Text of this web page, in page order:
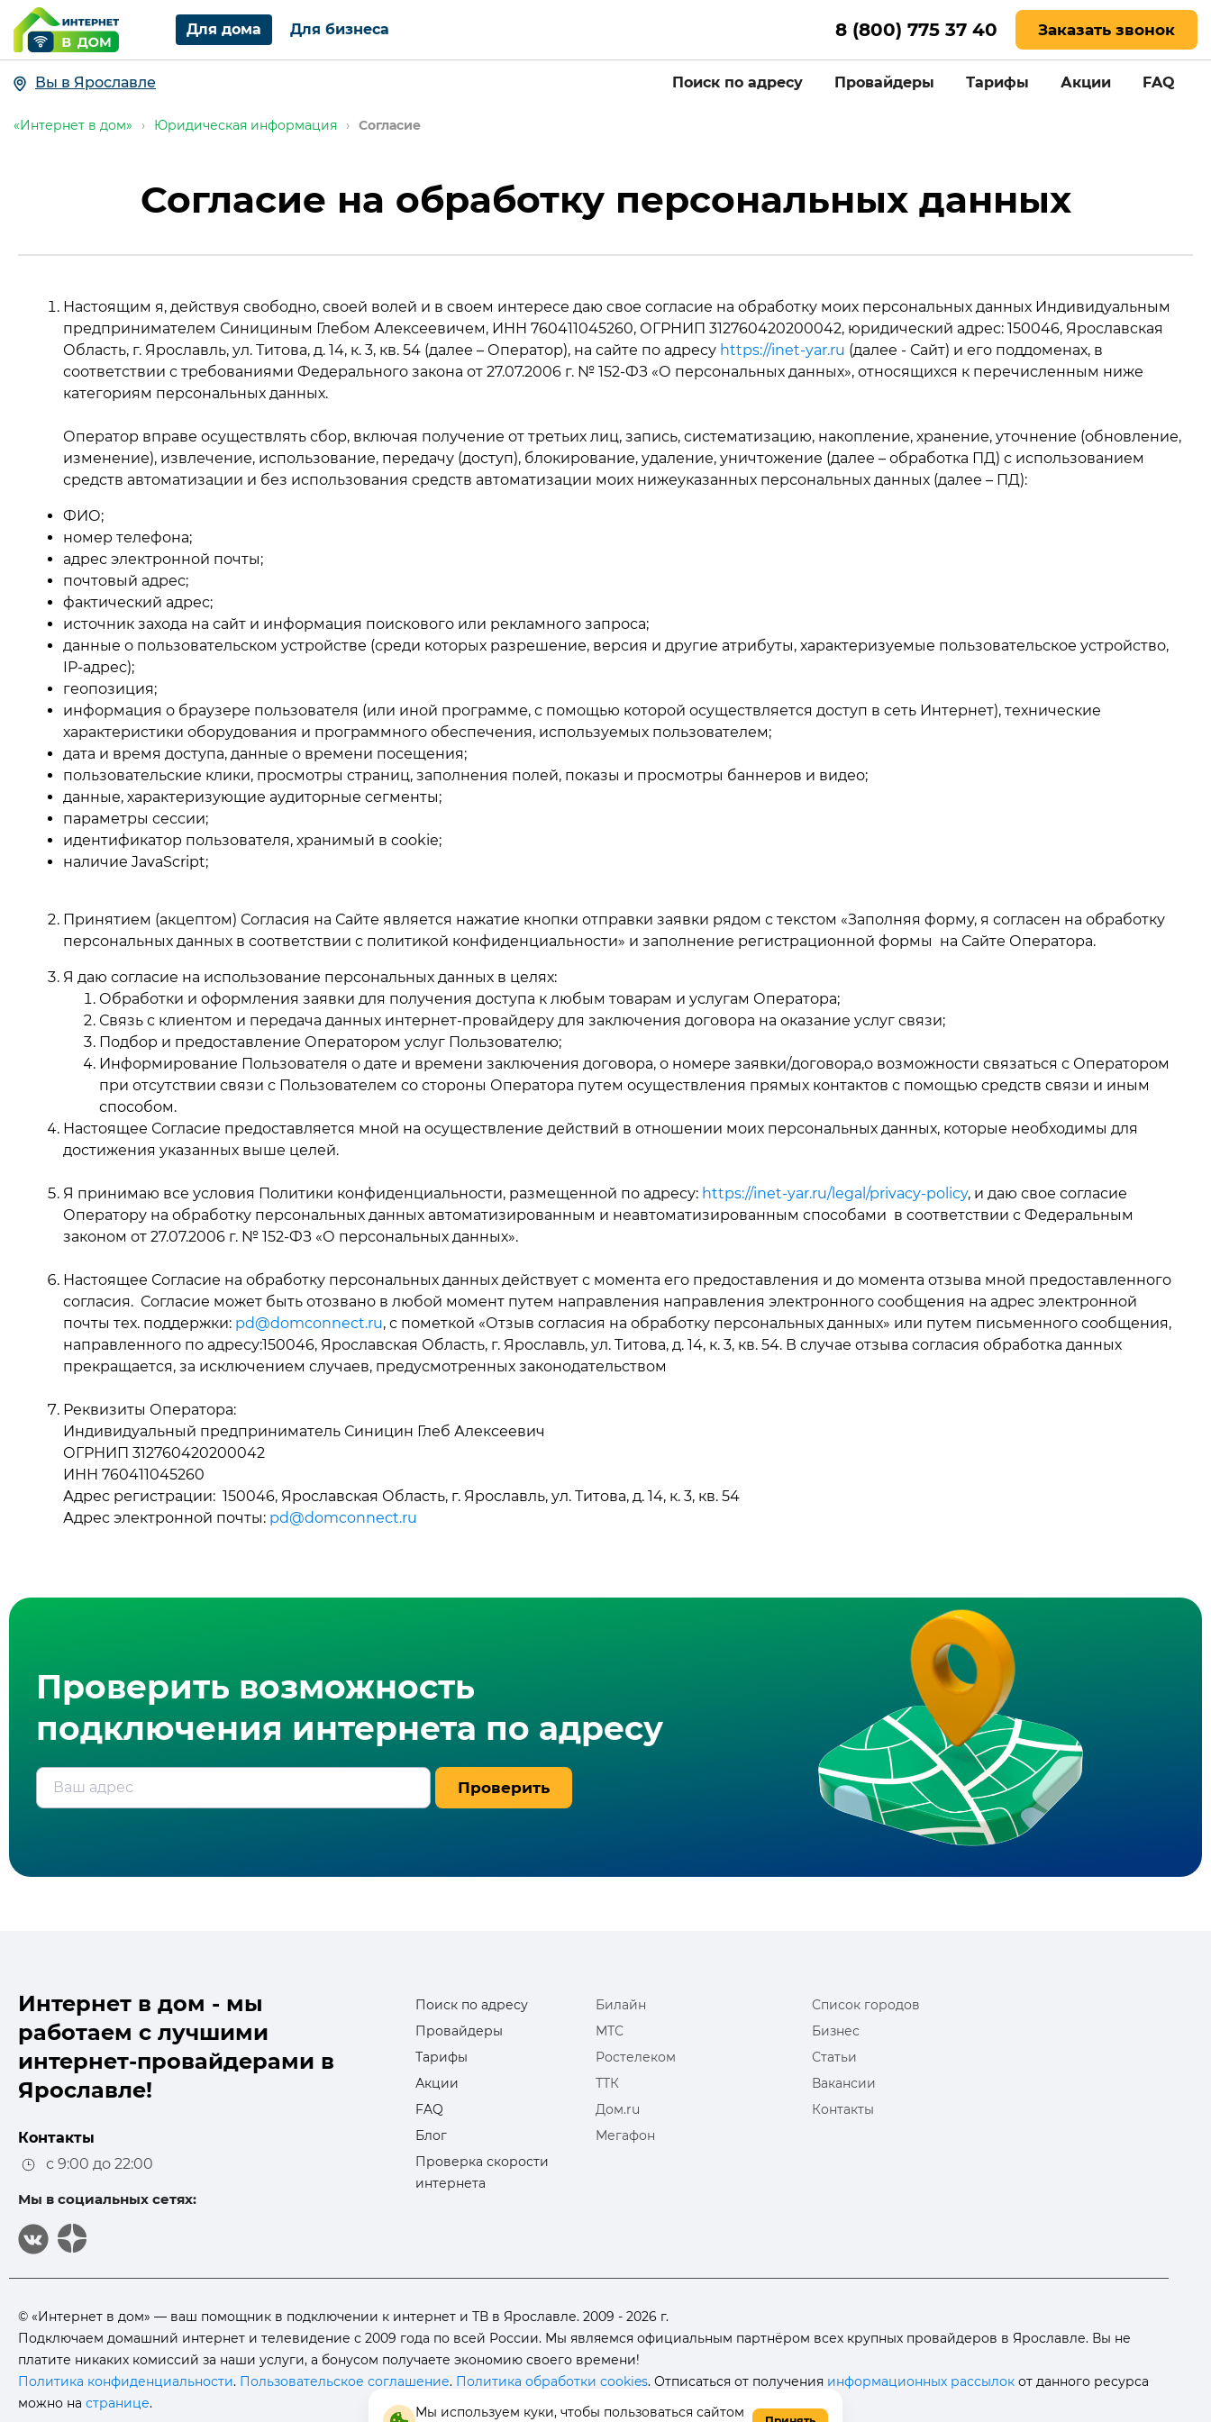
Для дома Для бизнеса 8 (800) 775 37 40 Заказать звонок
Вы в Ярославле Поиск по адресу Провайдеры Тарифы Акции FAQ
«Интернет в дом» › Юридическая информация › Согласие
Согласие на обработку персональных данных
партнёр
в
Ярославле
Настоящим я, действуя свободно, своей волей и в своем интересе даю свое согласие на обработку моих персональных данных Индивидуальным
предпринимателем Синициным Глебом Алексеевичем, ИНН 760411045260, ОГРНИП 312760420200042, юридический адрес: 150046, Ярославская
Область, г. Ярославль, ул. Титова, д. 14, к. 3, кв. 54 (далее – Оператор), на сайте по адресу https://inet-yar.ru (далее - Сайт) и его поддоменах, в
соответствии с требованиями Федерального закона от 27.07.2006 г. № 152-ФЗ «О персональных данных», относящихся к перечисленным ниже
категориям персональных данных.
Оператор вправе осуществлять сбор, включая получение от третьих лиц, запись, систематизацию, накопление, хранение, уточнение (обновление,
изменение), извлечение, использование, передачу (доступ), блокирование, удаление, уничтожение (далее – обработка ПД) с использованием
средств автоматизации и без использования средств автоматизации моих нижеуказанных персональных данных (далее – ПД):
ФИО;
номер телефона;
адрес электронной почты;
почтовый адрес;
фактический адрес;
источник захода на сайт и информация поискового или рекламного запроса;
данные о пользовательском устройстве (среди которых разрешение, версия и другие атрибуты, характеризуемые пользовательское устройство,
IP-адрес);
геопозиция;
информация о браузере пользователя (или иной программе, с помощью которой осуществляется доступ в сеть Интернет), технические
характеристики оборудования и программного обеспечения, используемых пользователем;
дата и время доступа, данные о времени посещения;
пользовательские клики, просмотры страниц, заполнения полей, показы и просмотры баннеров и видео;
данные, характеризующие аудиторные сегменты;
параметры сессии;
идентификатор пользователя, хранимый в cookie;
наличие JavaScript;
Принятием (акцептом) Согласия на Сайте является нажатие кнопки отправки заявки рядом с текстом «Заполняя форму, я согласен на обработку
персональных данных в соответствии с политикой конфиденциальности» и заполнение регистрационной формы на Сайте Оператора.
Я даю согласие на использование персональных данных в целях:
Обработки и оформления заявки для получения доступа к любым товарам и услугам Оператора;
Связь с клиентом и передача данных интернет-провайдеру для заключения договора на оказание услуг связи;
Подбор и предоставление Оператором услуг Пользователю;
Информирование Пользователя о дате и времени заключения договора, о номере заявки/договора,о возможности связаться с Оператором
при отсутствии связи с Пользователем со стороны Оператора путем осуществления прямых контактов с помощью средств связи и иным
способом.
Настоящее Согласие предоставляется мной на осуществление действий в отношении моих персональных данных, которые необходимы для
достижения указанных выше целей.
Я принимаю все условия Политики конфиденциальности, размещенной по адресу: https://inet-yar.ru/legal/privacy-policy, и даю свое согласие
Оператору на обработку персональных данных автоматизированным и неавтоматизированным способами в соответствии с Федеральным
законом от 27.07.2006 г. № 152-ФЗ «О персональных данных».
Настоящее Согласие на обработку персональных данных действует с момента его предоставления и до момента отзыва мной предоставленного
согласия. Согласие может быть отозвано в любой момент путем направления направления электронного сообщения на адрес электронной
почты тех. поддержки: pd@domconnect.ru, с пометкой «Отзыв согласия на обработку персональных данных» или путем письменного сообщения,
направленного по адресу:150046, Ярославская Область, г. Ярославль, ул. Титова, д. 14, к. 3, кв. 54. В случае отзыва согласия обработка данных
прекращается, за исключением случаев, предусмотренных законодательством
Реквизиты Оператора:
Индивидуальный предприниматель Синицин Глеб Алексеевич
ОГРНИП 312760420200042
ИНН 760411045260
Адрес регистрации: 150046, Ярославская Область, г. Ярославль, ул. Титова, д. 14, к. 3, кв. 54
Адрес электронной почты: pd@domconnect.ru
Проверить возможность
подключения интернета по адресу
Ваш адрес Проверить
Интернет в дом - мы
работаем с лучшими
интернет-провайдерами в
Ярославле!
Контакты
с 9:00 до 22:00
Мы в социальных сетях:
Поиск по адресу
Провайдеры
Тарифы
Акции
FAQ
Блог
Проверка скорости
интернета
Билайн
МТС
Ростелеком
ТТК
Дом.ru
Мегафон
Список городов
Бизнес
Статьи
Вакансии
Контакты
© «Интернет в дом» — ваш помощник в подключении к интернет и ТВ в Ярославле. 2009 - 2026 г.
Подключаем домашний интернет и телевидение с 2009 года по всей России. Мы являемся официальным партнёром всех крупных провайдеров в Ярославле. Вы не
платите никаких комиссий за наши услуги, а бонусом получаете экономию своего времени!
Политика конфиденциальности. Пользовательское соглашение. Политика обработки cookies. Отписаться от получения информационных рассылок от данного ресурса
можно на странице.
Мы используем куки, чтобы пользоваться сайтом